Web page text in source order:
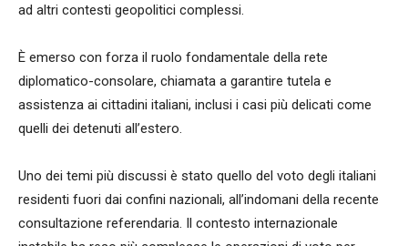
ad altri contesti geopolitici complessi.
È emerso con forza il ruolo fondamentale della rete
diplomatico-consolare, chiamata a garantire tutela e
assistenza ai cittadini italiani, inclusi i casi più delicati come
quelli dei detenuti all’estero.
Uno dei temi più discussi è stato quello del voto degli italiani
residenti fuori dai confini nazionali, all’indomani della recente
consultazione referendaria. Il contesto internazionale